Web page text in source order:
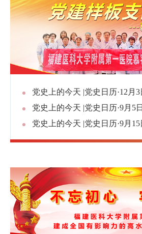
党史上的今天 |党史日历·12月3
党史上的今天 |党史日历·9月5日
党史上的今天 |党史日历·9月15